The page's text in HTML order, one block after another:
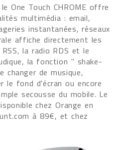
One Touch CHROME offre
multimédia : email,
instantanées, réseaux
affiche directement les
la radio RDS et le
la fonction " shake-
changer de musique,
le fond d'écran ou encore
secousse du mobile. Le
chez Orange en
à 89€, et chez